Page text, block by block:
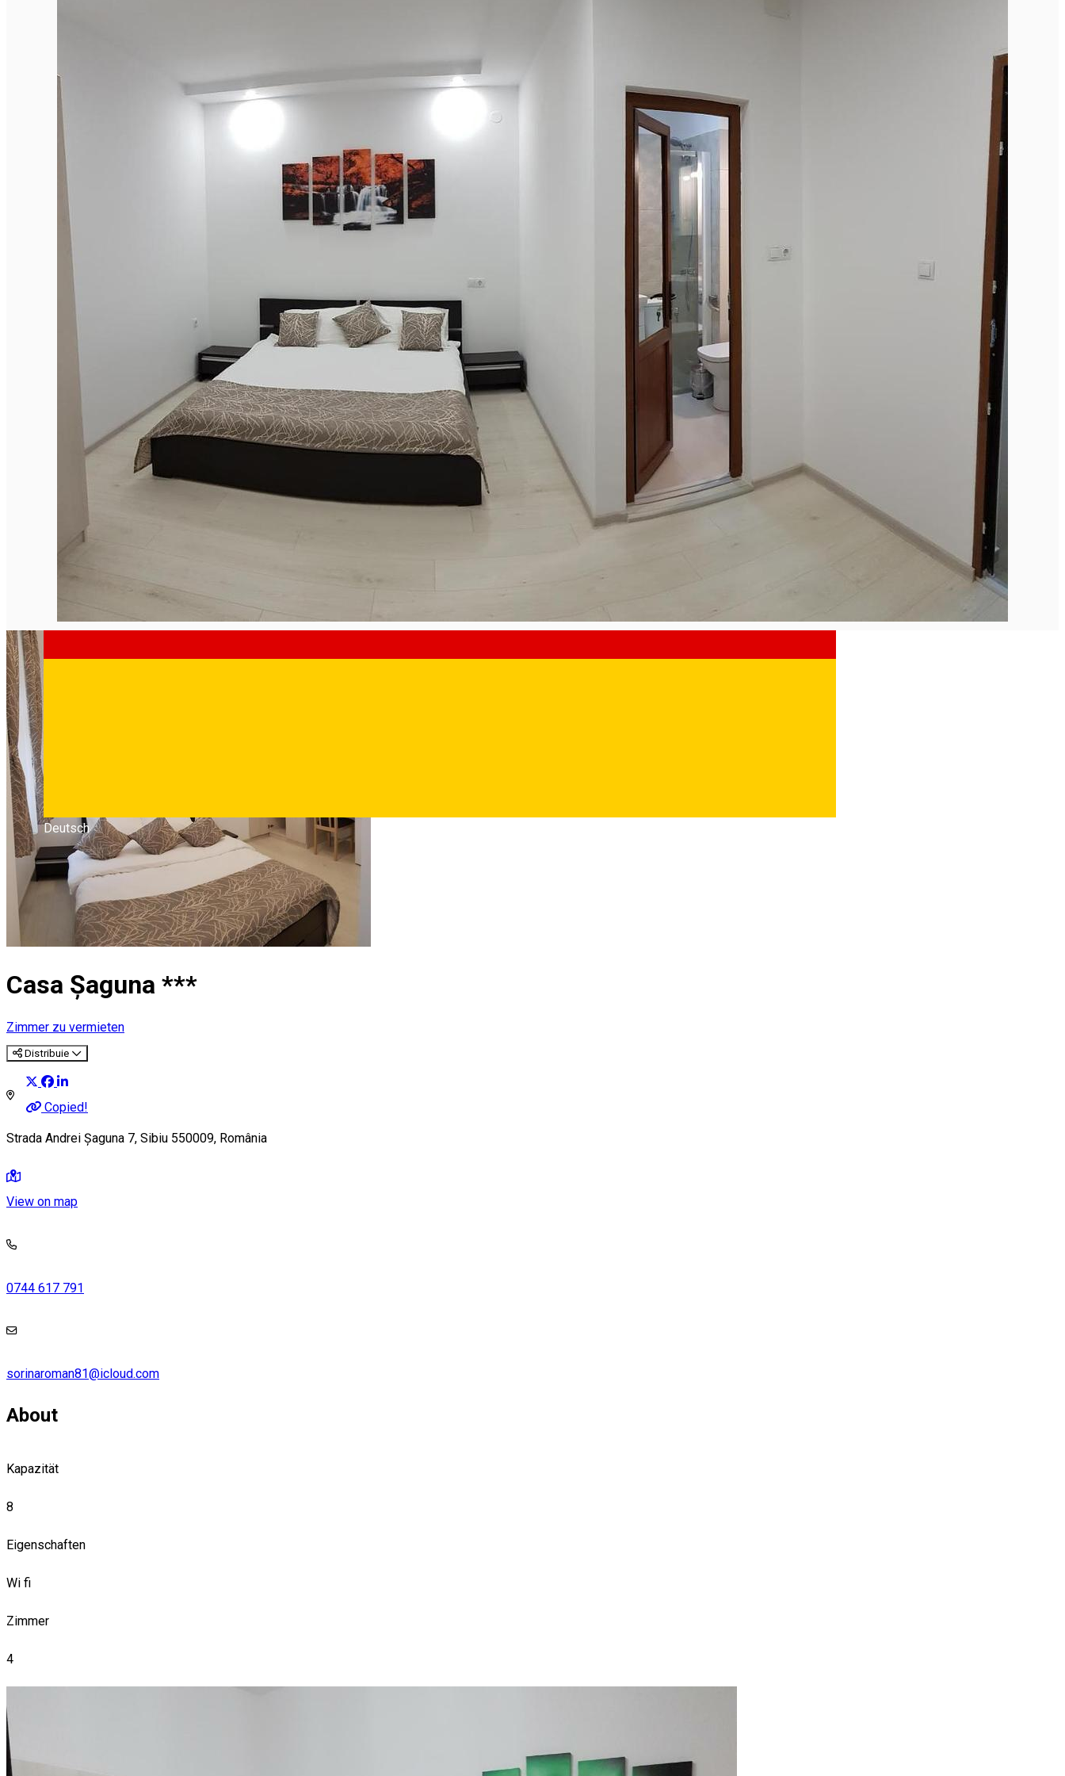
Deutsch
Casa Șaguna ***
Zimmer zu vermieten
Distribuie
Copied!
Strada Andrei Șaguna 7, Sibiu 550009, România
View on map
0744 617 791
sorinaroman81@icloud.com
About
Kapazität
8
Eigenschaften
Wi fi
Zimmer
4